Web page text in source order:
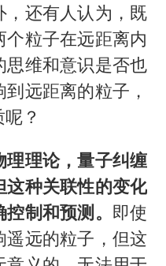
，还有人认为，既
粒子在远距离内
维和意识是否也
远距离的粒子，
？
理论，量子纠缠
种关联性的变化
制和预测。 即使
远的粒子，但这